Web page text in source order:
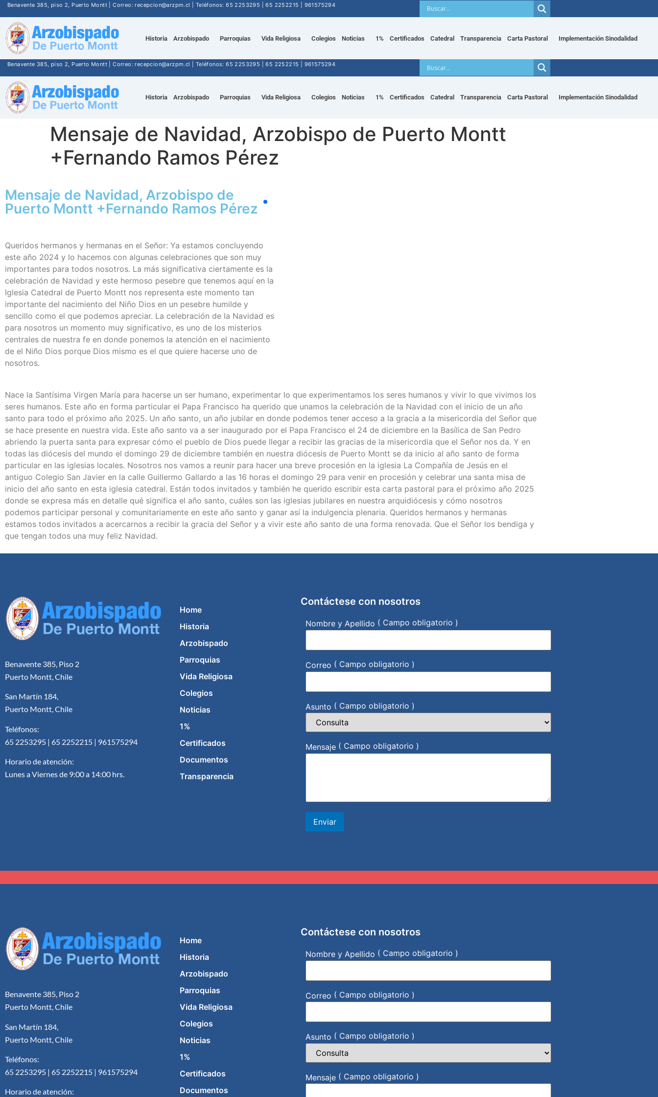
Benavente 385, piso 2, Puerto Montt | Correo: recepcion@arzpm.cl | Teléfonos: 65 2253295 | 65 2252215 | 961575294
Historia Arzobispado Parroquias Vida Religiosa Colegios Noticias 1% Certificados Catedral Transparencia Carta Pastoral Implementación Sinodalidad
Benavente 385, piso 2, Puerto Montt | Correo: recepcion@arzpm.cl | Teléfonos: 65 2253295 | 65 2252215 | 961575294
Historia Arzobispado Parroquias Vida Religiosa Colegios Noticias 1% Certificados Catedral Transparencia Carta Pastoral Implementación Sinodalidad
Mensaje de Navidad, Arzobispo de Puerto Montt
+Fernando Ramos Pérez
Mensaje de Navidad, Arzobispo de
Puerto Montt +Fernando Ramos Pérez
Queridos hermanos y hermanas en el Señor: Ya estamos concluyendo
este año 2024 y lo hacemos con algunas celebraciones que son muy
importantes para todos nosotros. La más significativa ciertamente es la
celebración de Navidad y este hermoso pesebre que tenemos aquí en la
Iglesia Catedral de Puerto Montt nos representa este momento tan
importante del nacimiento del Niño Dios en un pesebre humilde y
sencillo como el que podemos apreciar. La celebración de la Navidad es
para nosotros un momento muy significativo, es uno de los misterios
centrales de nuestra fe en donde ponemos la atención en el nacimiento
de el Niño Dios porque Dios mismo es el que quiere hacerse uno de
nosotros.
Nace la Santísima Virgen María para hacerse un ser humano, experimentar lo que experimentamos los seres humanos y vivir lo que vivimos los
seres humanos. Este año en forma particular el Papa Francisco ha querido que unamos la celebración de la Navidad con el inicio de un año
santo para todo el próximo año 2025. Un año santo, un año jubilar en donde podemos tener acceso a la gracia a la misericordia del Señor que
se hace presente en nuestra vida. Este año santo va a ser inaugurado por el Papa Francisco el 24 de diciembre en la Basílica de San Pedro
abriendo la puerta santa para expresar cómo el pueblo de Dios puede llegar a recibir las gracias de la misericordia que el Señor nos da. Y en
todas las diócesis del mundo el domingo 29 de diciembre también en nuestra diócesis de Puerto Montt se da inicio al año santo de forma
particular en las iglesias locales. Nosotros nos vamos a reunir para hacer una breve procesión en la iglesia La Compañía de Jesús en el
antiguo Colegio San Javier en la calle Guillermo Gallardo a las 16 horas el domingo 29 para venir en procesión y celebrar una santa misa de
inicio del año santo en esta iglesia catedral. Están todos invitados y también he querido escribir esta carta pastoral para el próximo año 2025
donde se expresa más en detalle qué significa el año santo, cuáles son las iglesias jubilares en nuestra arquidiócesis y cómo nosotros
podemos participar personal y comunitariamente en este año santo y ganar así la indulgencia plenaria. Queridos hermanos y hermanas
estamos todos invitados a acercarnos a recibir la gracia del Señor y a vivir este año santo de una forma renovada. Que el Señor los bendiga y
que tengan todos una muy feliz Navidad.
Benavente 385, Piso 2
Puerto Montt, Chile
San Martín 184,
Puerto Montt, Chile
Teléfonos:
65 2253295 | 65 2252215 | 961575294
Horario de atención:
Lunes a Viernes de 9:00 a 14:00 hrs.
Home
Historia
Arzobispado
Parroquias
Vida Religiosa
Colegios
Noticias
1%
Certificados
Documentos
Transparencia
Contáctese con nosotros
Nombre y Apellido ( Campo obligatorio )
Correo ( Campo obligatorio )
Asunto ( Campo obligatorio )
Mensaje ( Campo obligatorio )
Enviar
Benavente 385, Piso 2
Puerto Montt, Chile
San Martín 184,
Puerto Montt, Chile
Teléfonos:
65 2253295 | 65 2252215 | 961575294
Horario de atención:
Home
Historia
Arzobispado
Parroquias
Vida Religiosa
Colegios
Noticias
1%
Certificados
Documentos
Contáctese con nosotros
Nombre y Apellido ( Campo obligatorio )
Correo ( Campo obligatorio )
Asunto ( Campo obligatorio )
Mensaje ( Campo obligatorio )